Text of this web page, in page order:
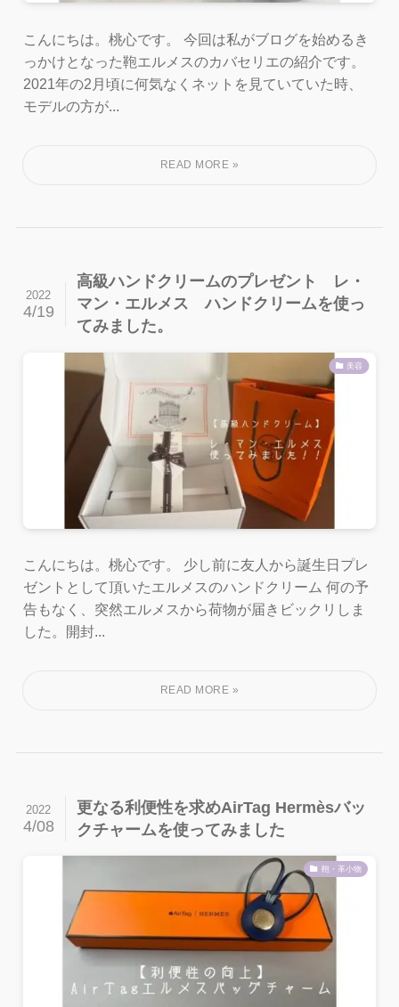
こんにちは。桃心です。 今回は私がブログを始めるき
っかけとなった鞄エルメスのカバセリエの紹介です。
2021年の2月頃に何気なくネットを見ていていた時、
モデルの方が...
高級ハンドクリームのプレゼント レ・
マン・エルメス ハンドクリームを使っ
てみました。
2022
4/19
美容
こんにちは。桃心です。 少し前に友人から誕生日プレ
ゼントとして頂いたエルメスのハンドクリーム 何の予
告もなく、突然エルメスから荷物が届きビックリしま
した。開封...
更なる利便性を求めAirTag Hermèsバッ
クチャームを使ってみました
2022
4/08
鞄・革小物